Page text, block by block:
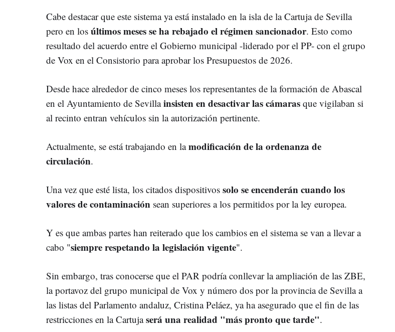
Cabe destacar que este sistema ya está instalado en la isla de la Cartuja de Sevilla
pero en los últimos meses se ha rebajado el régimen sancionador. Esto como
resultado del acuerdo entre el Gobierno municipal -liderado por el PP- con el grupo
de Vox en el Consistorio para aprobar los Presupuestos de 2026.
Desde hace alrededor de cinco meses los representantes de la formación de Abascal
en el Ayuntamiento de Sevillainsisten en desactivar las cámaras que vigilaban si
al recinto entran vehículos sin la autorización pertinente.
Actualmente, se está trabajando en lamodificación de la ordenanza de
circulación.
Una vez que esté lista, los citados dispositivos solo se encenderán cuando los
valores de contaminación sean superiores a los permitidos por la ley europea.
Y es que ambas partes han reiterado que los cambios en el sistema se van a llevar a
cabo "siempre respetando la legislación vigente".
Sin embargo, tras conocerse que el PAR podría conllevar la ampliación de las ZBE,
la portavoz del grupo municipal de Vox y número dos por la provincia de Sevilla a
las listas del Parlamento andaluz, Cristina Peláez, ya ha asegurado que el fin de las
restricciones en la Cartujaserá una realidad "más pronto que tarde".